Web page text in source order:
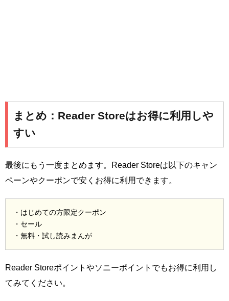
まとめ：Reader Storeはお得に利用しや
すい
最後にもう一度まとめます。Reader Storeは以下のキャン
ペーンやクーポンで安くお得に利用できます。
・はじめての方限定クーポン
・セール
・無料・試し読みまんが
Reader Storeポイントやソニーポイントでもお得に利用し
てみてください。